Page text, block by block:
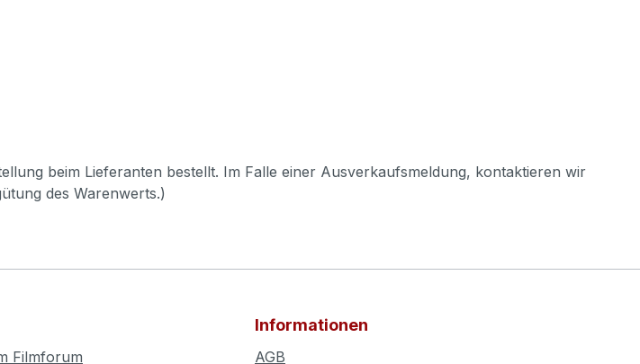
beim Lieferanten bestellt. Im Falle einer Ausverkaufsmeldung, kontaktieren wir
des Warenwerts.)
Filmforum
Informationen
AGB